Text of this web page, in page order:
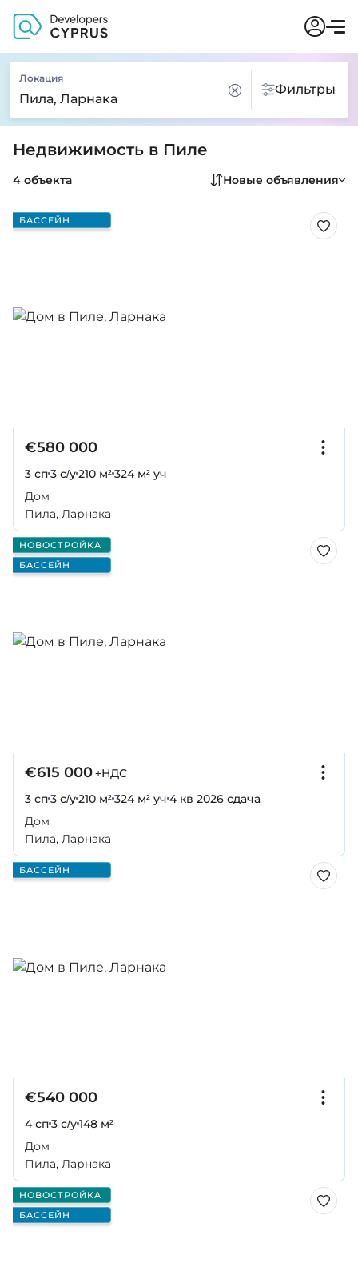
Локация
Фильтры
Недвижимость в Пиле
4 объекта Новые объявления
БАССЕЙН
€580 000
3 сп3 с/у210 м²324 м² уч
Дом
Пила, Ларнака
НОВОСТРОЙКА
БАССЕЙН
€615 000+НДС
3 сп3 с/у210 м²324 м² уч 4 кв 2026 сдача
Дом
Пила, Ларнака
БАССЕЙН
€540 000
4 сп3 с/у148 м²
Дом
Пила, Ларнака
НОВОСТРОЙКА
БАССЕЙН